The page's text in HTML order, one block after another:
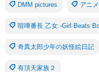
DMM pictures アニ
喧嘩番長 乙女 -Girl Beats
奇異太郎少年の妖怪絵日記
有頂天家族２